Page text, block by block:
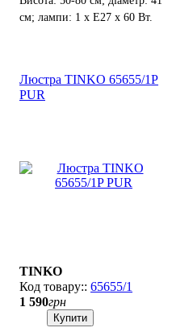
см; лампи: 1 х Е27 х 60 Вт.
Люстра TINKO 65655/1P
PUR
TINKO
65655/1
1 590грн
Купити